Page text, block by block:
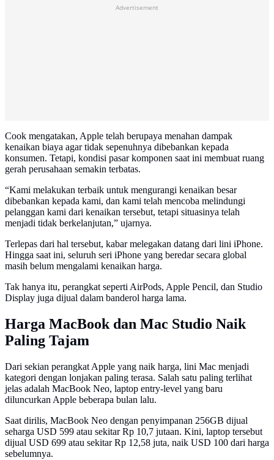
Advertisement
Cook mengatakan, Apple telah berupaya menahan dampak
kenaikan biaya agar tidak sepenuhnya dibebankan kepada
konsumen. Tetapi, kondisi pasar komponen saat ini membuat ruang
gerah perusahaan semakin terbatas.
“Kami melakukan terbaik untuk mengurangi kenaikan besar
dibebankan kepada kami, dan kami telah mencoba melindungi
pelanggan kami dari kenaikan tersebut, tetapi situasinya telah
menjadi tidak berkelanjutan,” ujarnya.
Terlepas dari hal tersebut, kabar melegakan datang dari lini iPhone.
Hingga saat ini, seluruh seri iPhone yang beredar secara global
masih belum mengalami kenaikan harga.
Tak hanya itu, perangkat seperti AirPods, Apple Pencil, dan Studio
Display juga dijual dalam banderol harga lama.
Harga MacBook dan Mac Studio Naik
Paling Tajam
Dari sekian perangkat Apple yang naik harga, lini Mac menjadi
kategori dengan lonjakan paling terasa. Salah satu paling terlihat
jelas adalah MacBook Neo, laptop entry-level yang baru
diluncurkan Apple beberapa bulan lalu.
Saat dirilis, MacBook Neo dengan penyimpanan 256GB dijual
seharga USD 599 atau sekitar Rp 10,7 jutaan. Kini, laptop tersebut
dijual USD 699 atau sekitar Rp 12,58 juta, naik USD 100 dari harga
sebelumnya.